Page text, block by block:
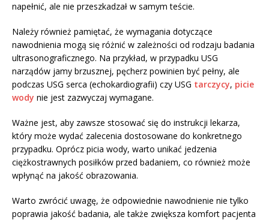
napełnić, ale nie przeszkadzał w samym teście.
Należy również pamiętać, że wymagania dotyczące
nawodnienia mogą się różnić w zależności od rodzaju badania
ultrasonograficznego. Na przykład, w przypadku USG
narządów jamy brzusznej, pęcherz powinien być pełny, ale
podczas USG serca (echokardiografii) czy USG tarczycy, picie
wody nie jest zazwyczaj wymagane.
Ważne jest, aby zawsze stosować się do instrukcji lekarza,
który może wydać zalecenia dostosowane do konkretnego
przypadku. Oprócz picia wody, warto unikać jedzenia
ciężkostrawnych posiłków przed badaniem, co również może
wpłynąć na jakość obrazowania.
Warto zwrócić uwagę, że odpowiednie nawodnienie nie tylko
poprawia jakość badania, ale także zwiększa komfort pacjenta